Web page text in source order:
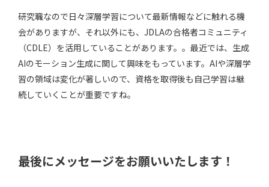
研究職なので日々深層学習について最新情報などに触れる機
会がありますが、それ以外にも、JDLAの合格者コミュニティ
（CDLE）を活用していることがあります。。最近では、生成
AIのモーション生成に関して興味をもっています。AIや深層学
習の領域は変化が著しいので、資格を取得後も自己学習は継
続していくことが重要ですね。
最後にメッセージをお願いいたします！